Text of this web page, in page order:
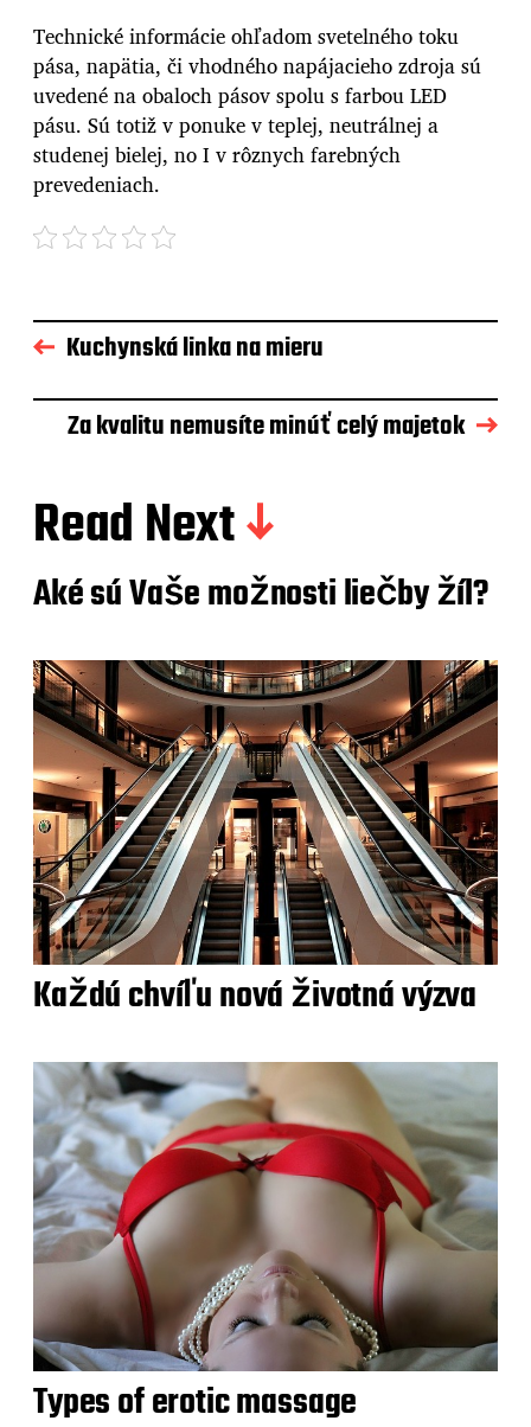
Technické informácie ohľadom svetelného toku
pása, napätia, či vhodného napájacieho zdroja sú
uvedené na obaloch pásov spolu s farbou LED
pásu. Sú totiž v ponuke v teplej, neutrálnej a
studenej bielej, no I v rôznych farebných
prevedeniach.
Kuchynská linka na mieru
Za kvalitu nemusíte minúť celý majetok
Read Next
Aké sú Vaše možnosti liečby žíl?
Každú chvíľu nová životná výzva
Types of erotic massage